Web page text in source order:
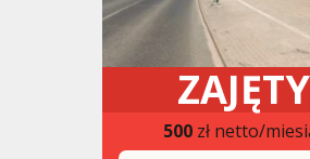
ZAJĘTY
500zł netto/